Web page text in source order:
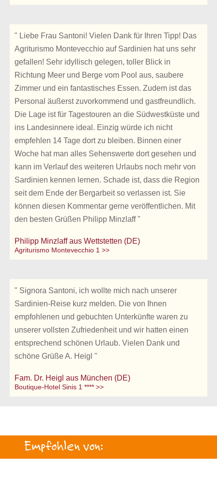
" Liebe Frau Santoni! Vielen Dank für Ihren Tipp! Das
Agriturismo Montevecchio auf Sardinien hat uns sehr
gefallen! Sehr idyllisch gelegen, toller Blick in
Richtung Meer und Berge vom Pool aus, saubere
Zimmer und ein fantastisches Essen. Zudem ist das
Personal äußerst zuvorkommend und gastfreundlich.
Die Lage ist für Tagestouren an die Südwestküste und
ins Landesinnere ideal. Einzig würde ich nicht
empfehlen 14 Tage dort zu bleiben. Binnen einer
Woche hat man alles Sehenswerte dort gesehen und
kann im Verlauf des weiteren Urlaubs noch mehr von
Sardinien kennen lernen. Schade ist, dass die Region
seit dem Ende der Bergarbeit so verlassen ist. Sie
können diesen Kommentar gerne veröffentlichen. Mit
den besten Grüßen Philipp Minzlaff "
Philipp Minzlaff aus Wettstetten (DE)
Agriturismo Montevecchio 1 >>
" Signora Santoni, ich wollte mich nach unserer
Sardinien-Reise kurz melden. Die von Ihnen
empfohlenen und gebuchten Unterkünfte waren zu
unserer vollsten Zufriedenheit und wir hatten einen
entsprechend schönen Urlaub. Vielen Dank und
schöne Grüße A. Heigl "
Fam. Dr. Heigl aus München (DE)
Boutique-Hotel Sinis 1 **** >>
Empfohlen von: